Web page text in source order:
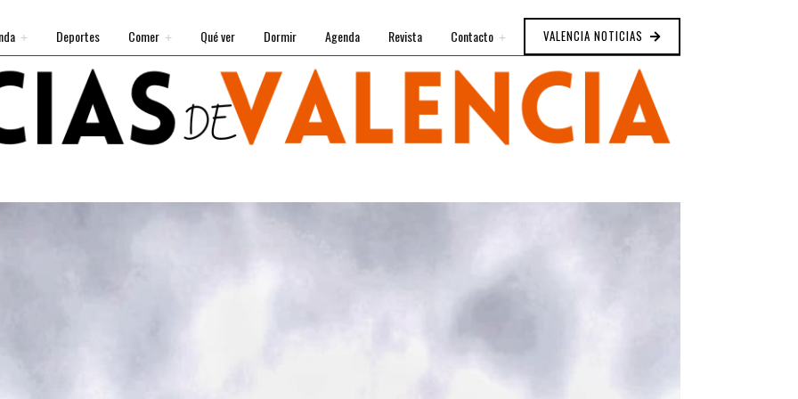
Deportes Comer Qué ver Dormir Agenda Revista Contacto VALENCIA NOTICIAS